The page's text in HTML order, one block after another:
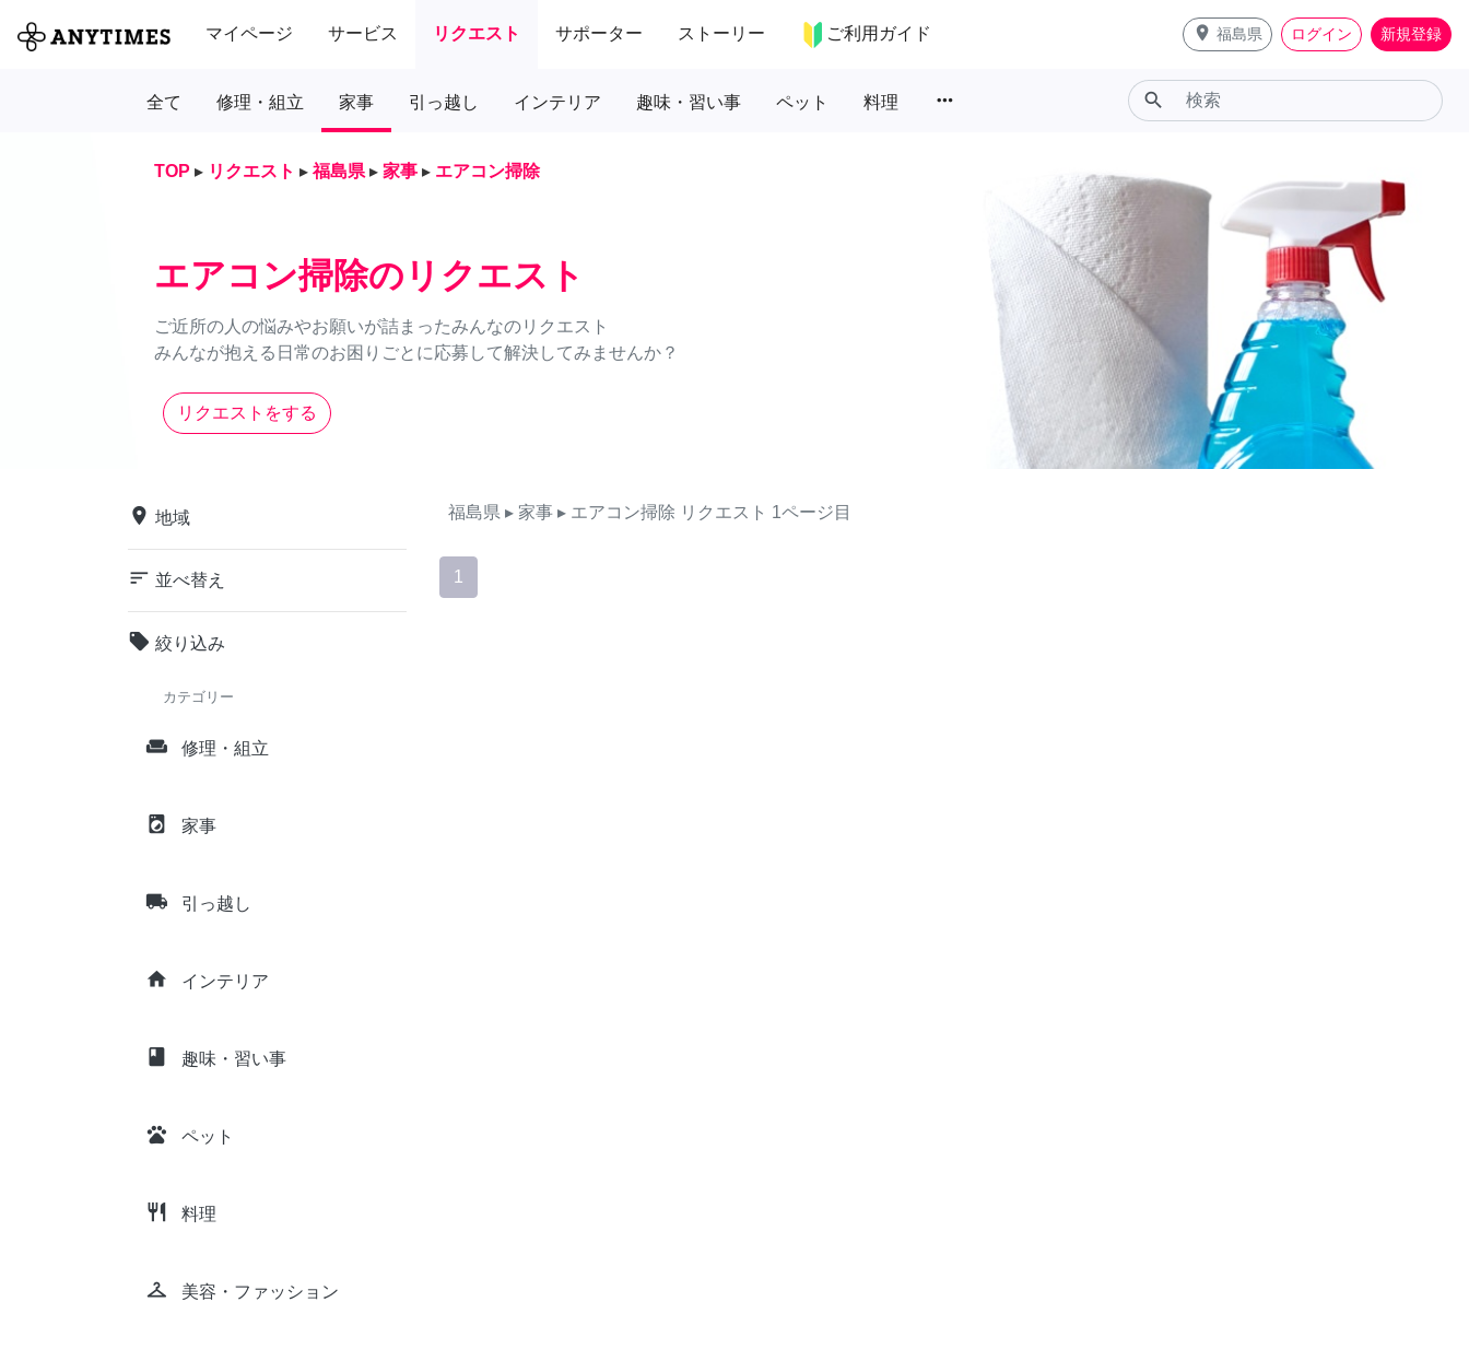
マイページ サービス リクエスト サポーター ストーリー ご利用ガイド place 福島県 ログイン 新規登録
全て 修理・組立 家事 引っ越し インテリア 趣味・習い事 ペット 料理 more_horiz search
TOP ▸ リクエスト ▸ 福島県 ▸ 家事 ▸ エアコン掃除
エアコン掃除のリクエスト
ご近所の人の悩みやお願いが詰まったみんなのリクエスト
みんなが抱える日常のお困りごとに応募して解決してみませんか？
リクエストをする
place 地域
sort 並べ替え
local_offer 絞り込み
カテゴリー
weekend 修理・組立
local_laundry_service 家事
local_shipping 引っ越し
home インテリア
class 趣味・習い事
pets ペット
restaurant 料理
checkroom 美容・ファッション
福島県 ▸ 家事 ▸ エアコン掃除 リクエスト 1ページ目
1